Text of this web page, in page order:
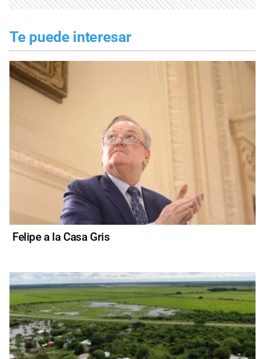
Te puede interesar
Felipe a la Casa Gris